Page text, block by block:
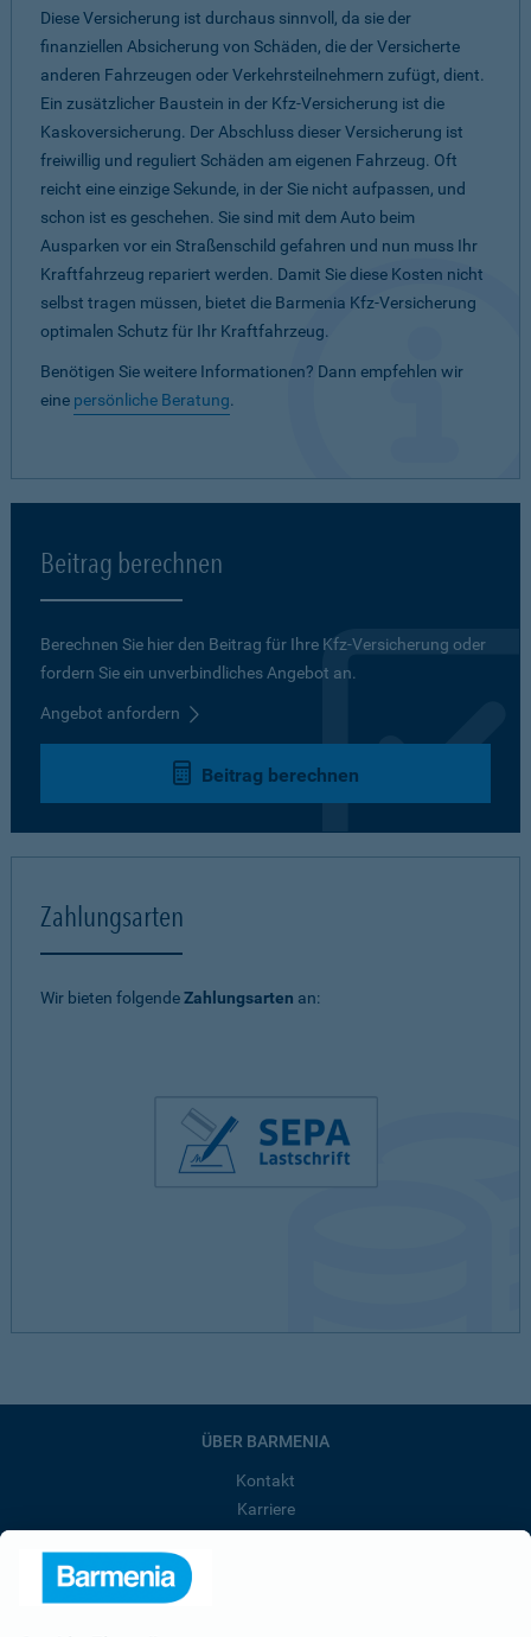
Diese Versicherung ist durchaus sinnvoll, da sie der
finanziellen Absicherung von Schäden, die der Versicherte
anderen Fahrzeugen oder Verkehrsteilnehmern zufügt, dient.
Ein zusätzlicher Baustein in der Kfz-Versicherung ist die
Kaskoversicherung. Der Abschluss dieser Versicherung ist
freiwillig und reguliert Schäden am eigenen Fahrzeug. Oft
reicht eine einzige Sekunde, in der Sie nicht aufpassen, und
schon ist es geschehen. Sie sind mit dem Auto beim
Ausparken vor ein Straßenschild gefahren und nun muss Ihr
Kraftfahrzeug repariert werden. Damit Sie diese Kosten nicht
selbst tragen müssen, bietet die Barmenia Kfz-Versicherung
optimalen Schutz für Ihr Kraftfahrzeug.
Benötigen Sie weitere Informationen? Dann empfehlen wir
eine persönliche Beratung.
Beitrag berechnen
Berechnen Sie hier den Beitrag für Ihre Kfz-Versicherung oder
fordern Sie ein unverbindliches Angebot an.
Angebot anfordern
Beitrag berechnen
Zahlungsarten
Wir bieten folgendeZahlungsarten an:
ÜBER BARMENIA
Kontakt
Karriere